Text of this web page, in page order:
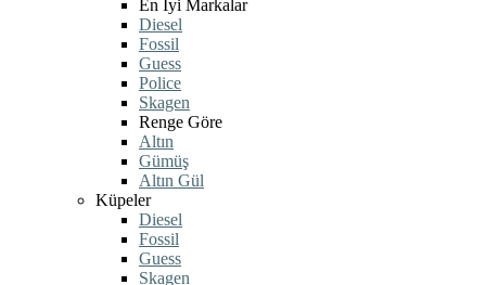
En İyi Markalar
Diesel
Fossil
Guess
Police
Skagen
Renge Göre
Altın
Gümüş
Altın Gül
Küpeler
Diesel
Fossil
Guess
Skagen